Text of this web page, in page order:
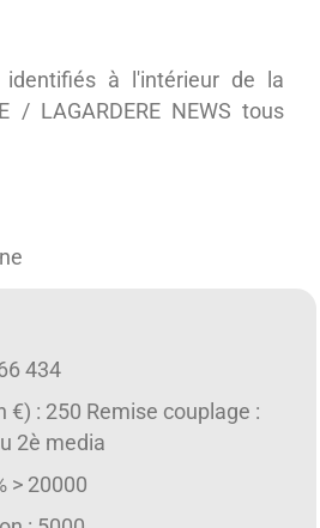
identifiés à l'intérieur de la
/ LAGARDERE NEWS tous
434
€) : 250 Remise couplage :
2è media
> 20000